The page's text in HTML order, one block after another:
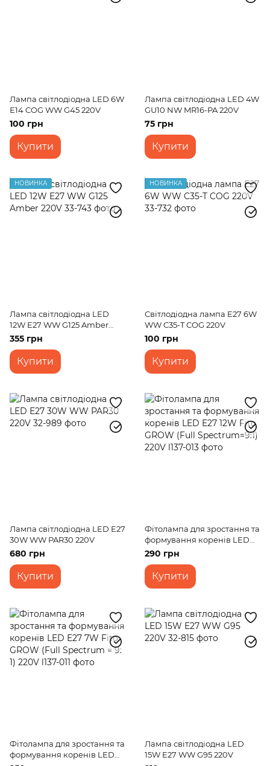
Лампа світлодіодна LED 6W
Е14 COG WW G45 220V
100 грн
Купити
Лампа світлодіодна LED 4W
GU10 NW MR16-PA 220V
75 грн
Купити
НОВИНКА
Лампа світлодіодна LED
12W E27 WW G125 Amber
220V
355 грн
Купити
НОВИНКА
Світлодіодна лампа E27 6W
WW C35-T COG 220V
100 грн
Купити
Лампа світлодіодна LED E27
30W WW PAR30 220V
680 грн
Купити
Фітолампа для зростання та
формування коренів LED
E27 12W Fito GROW (Full
Spectrum=9:1) 220V
290 грн
Купити
Фітолампа для зростання та
формування коренів LED
Лампа світлодіодна LED
15W E27 WW G95 220V